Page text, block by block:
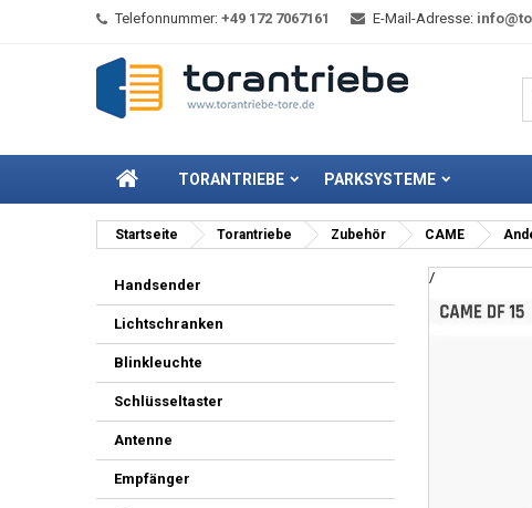
Telefonnummer: +49 172 7067161 E-Mail-Adresse:
TORANTRIEBE PARKSYSTEME
Startseite Torantriebe Zubehör CAME
Handsender
Lichtschranken
Blinkleuchte
Schlüsseltaster
Antenne
Empfänger
/